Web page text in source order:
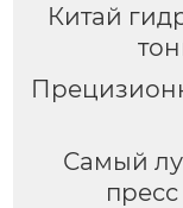
Китай
Самый